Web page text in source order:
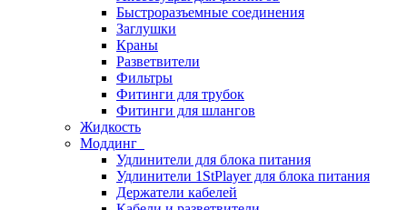
Быстроразъемные соединения
Заглушки
Краны
Разветвители
Фильтры
Фитинги для трубок
Фитинги для шлангов
Жидкость
Моддинг
Удлинители для блока питания
Удлинители 1StPlayer для блока питания
Держатели кабелей